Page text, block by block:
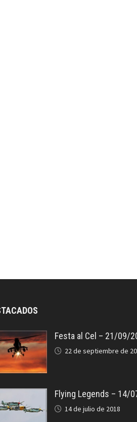
Festa al Cel – 21/09/
22 de septiembre de
Flying Legends – 14/
14 de julio de 2018